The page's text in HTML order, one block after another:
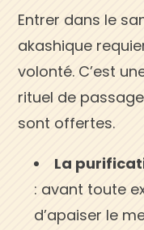
Entrer dans le
akashique
volonté. C’est
rituel de
sont offertes.
La
: avant toute
d’apaiser le